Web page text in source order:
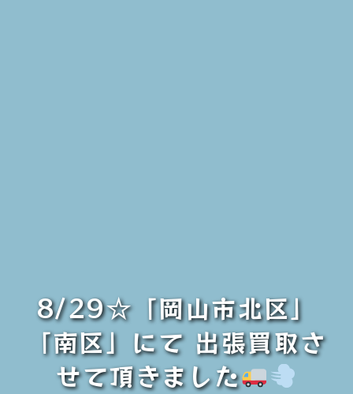
8/29☆「岡山市北区」
「南区」にて 出張買取さ
せて頂きました